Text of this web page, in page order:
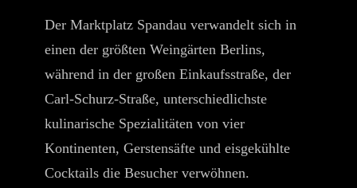
Der Marktplatz Spandau verwandelt sich in
einen der größten Weingärten Berlins,
während in der großen Einkaufsstraße, der
Carl-Schurz-Straße, unterschiedlichste
kulinarische Spezialitäten von vier
Kontinenten, Gerstensäfte und eisgekühlte
Cocktails die Besucher verwöhnen.